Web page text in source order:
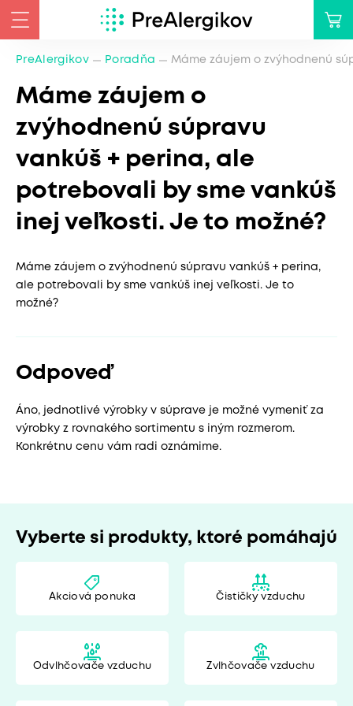
PreAlergikov Poradňa Máme záujem o zvýhodnenú
Máme záujem o
zvýhodnenú súpravu
vankúš + perina, ale
potrebovali by sme vankúš
inej veľkosti. Je to možné?
Máme záujem o zvýhodnenú súpravu vankúš + perina,
ale potrebovali by sme vankúš inej veľkosti. Je to
možné?
Odpoveď
Áno, jednotlivé výrobky v súprave je možné vymeniť za
výrobky z rovnakého sortimentu s iným rozmerom.
Konkrétnu cenu vám radi oznámime.
Vyberte si produkty, ktoré pomáhajú
Akciová ponuka Čističky vzduchu
Odvlhčovače vzduchu Zvlhčovače vzduchu